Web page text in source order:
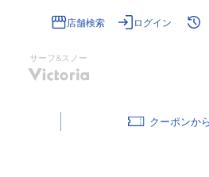
店舗検索 ログイン
サーフ&スノー
クーポン